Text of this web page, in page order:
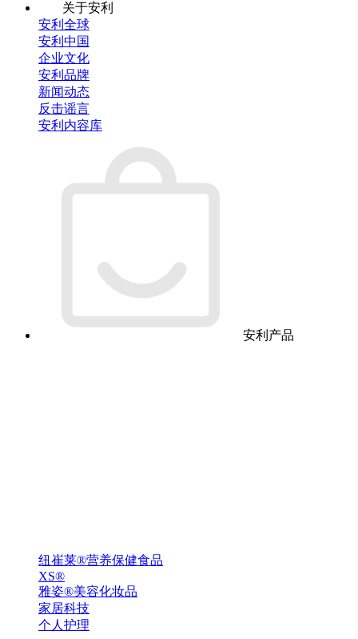
关于安利
安利全球
安利中国
企业文化
安利品牌
新闻动态
反击谣言
安利内容库
安利产品
纽崔莱®营养保健食品
XS®
雅姿®美容化妆品
家居科技
个人护理